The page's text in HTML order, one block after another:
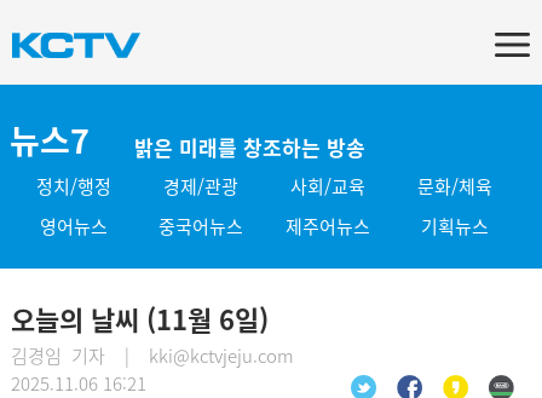
뉴스7 밝은 미래를 창조하는 방송
정치/행정 경제/관광 사회/교육
문화/체육
영어뉴스
중국어뉴스 제주어뉴스 기획뉴스
오늘의 날씨 (11월 6일)
김경임 기자 | kki@kctvjeju.com
2025.11.06 16:21